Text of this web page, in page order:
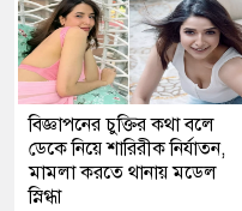
বিজ্ঞাপনের চুক্তির কথা বলে
ডেকে নিয়ে শারিরীক নির্যাতন,
মামলা করতে থানায় মডেল
স্নিগ্ধা